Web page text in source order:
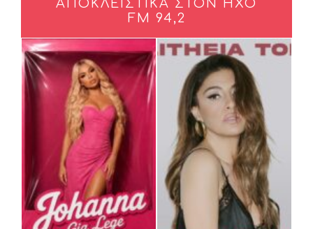
ΑΠΟΚΛΕΙΣΤΙΚΆ ΣΤΟΝ ΗΧΟ
FM 94,2
JOHANNA
-ΓΙΑ ΛΕΓΕ
Έλενα
Παπαρίζου –
ALITHEIA
TORA